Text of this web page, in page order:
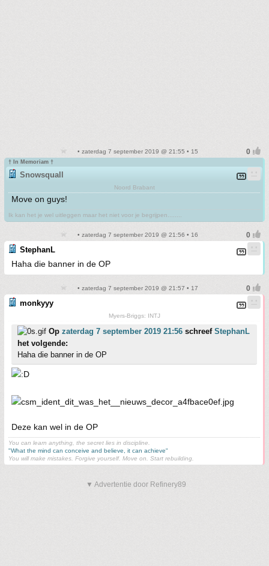
• zaterdag 7 september 2019 @ 21:55 • 15
† In Memoriam †
Snowsquall
Noord Brabant
Move on guys!
Ik kan het je wel uitleggen maar het niet voor je begrijpen........
• zaterdag 7 september 2019 @ 21:56 • 16
StephanL
Haha die banner in de OP
• zaterdag 7 september 2019 @ 21:57 • 17
monkyyy
Myers-Briggs: INTJ
Op zaterdag 7 september 2019 21:56 schreef StephanL
het volgende:
Haha die banner in de OP
Deze kan wel in de OP
You can learn anything, the secret lies in discipline.
"What the mind can conceive and believe, it can achieve"
You will make mistakes. Forgive yourself. Move on. Start rebuilding.
▼ Advertentie door Refinery89